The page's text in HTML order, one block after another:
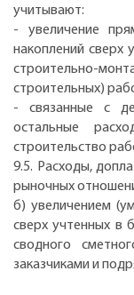
учитывают:
- увеличение
накоплений сверх
строительно-
строительных)
- связанные с
остальные
строительство
9.5. Расходы,
рыночных
б) увеличением
сверх учтенных в
сводного
заказчиками и